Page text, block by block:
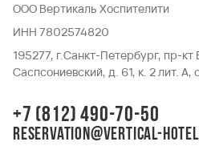
ООО Вертикаль Хоспителити
ИНН 7802574820
195277, г.Санкт-Петербург, пр-
Саспсониевский, д. 61, к. 2 лит. А,
+7 (812) 490-70-50
reservation@vertical-